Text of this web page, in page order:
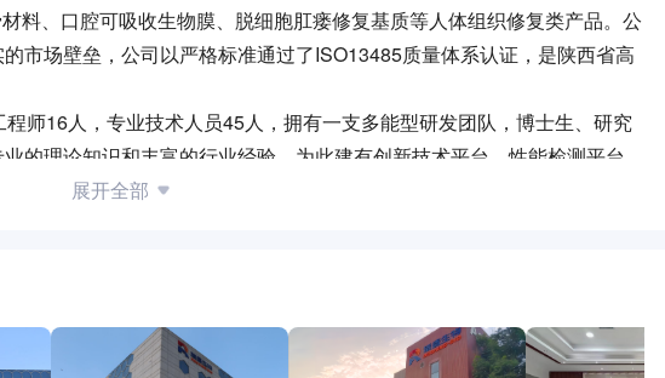
料、口腔可吸收生物膜、脱细胞肛瘘修复基质等人体组织修复类产品。公
市场壁垒，公司以严格标准通过了ISO13485质量体系认证，是陕西省高
师16人，专业技术人员45人，拥有一支多能型研发团队，博士生、研究
的理论知识和丰富的行业经验，为此建有创新技术平台、性能检测平台、
临床前研究和产业化工作，致力于打造国内优秀的再生医学研发平台，持
腔护理类产品，三款产品的产能近 400万盒。
市场为导向，以产品为根本，以技术为核心，以资本为纽带，以人才为
未来将深入现有市场，并快速进军国际市场，不断提升产品技术及品牌影
展开全部